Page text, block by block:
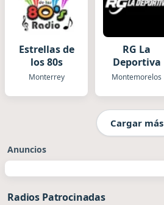
Estrellas de
los 80s
Monterrey
RG La
Deportiva
Montemorelos
Cargar más
Anuncios
Radios Patrocinadas